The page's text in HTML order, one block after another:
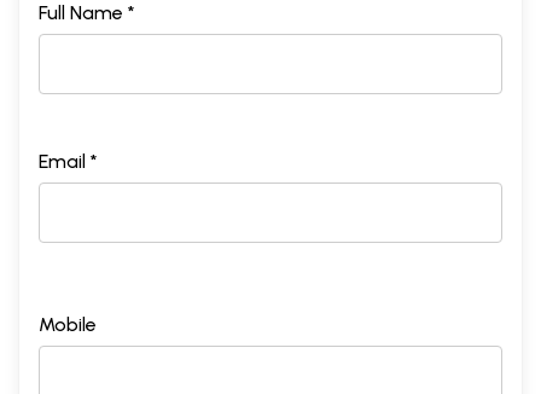
Full Name *
Email *
Mobile